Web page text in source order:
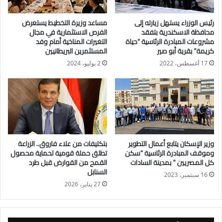
وخلال الاجتماع، استعرض وزير التخطيط والتنمية الاقتصادية ملامح
تقديرات الاستثمارات الحكومية للعام المالي المقبل، مشيرًا إلى
حجم الاستثمارات المتوقع ضخها في مختلف القطاعات التنموية
والخدمية، بما يدعم جهود التنمية الشاملة ويعزز معدلات النمو
وأوضح الوزير أن أبرز أولويات خطة الاستثمارات الحكومية تشمل:
البنية الأساسية، لتعزيز كفاءة الخدمات والمرافق العامة.
التنمية البشرية، من خلال تطوير قطاعي الصحة والتعليم وتحسين
جودة الخدمات المقدمة للمواطنين.
منظومة التأمين الصحي الشامل، مع التوسع في الاستثمارات
المخصصة لها.
رئيس الوزراء يستهل زيارته إلى
محافظة الاسكندرية بتفقد
مشروعات المبادرة الرئاسية “حياة
كريمة” بقرية أبو صير
17 أغسطس، 2022
مساعد وزيرة التخطيط يستعرض
الفرص الاستثمارية في مجال
التغيرات المناخية أمام وفد
المستثمرين البريطانيين
2 يوليو، 2024
وزير الإسكان يتابع أعمال التطوير
وموقف المبادرة الرئاسية “سكن
كل المصريين ” بمدينة السادات
16 سبتمبر، 2023
بتكليفات من علاء فاروق.. الزراعة
تطلق حملة قومية لحماية محصول
القمح من القوارض قبل طرد
السنابل
27 يناير، 2026